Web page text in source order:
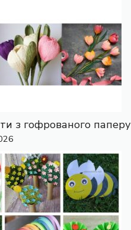
з гофрованого паперу